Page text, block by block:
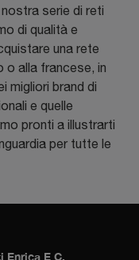
serie di reti
di qualità e
una rete
o alla francese, in
migliori brand di
e quelle
pronti a illustrarti
per tutte le
Enrica E C.